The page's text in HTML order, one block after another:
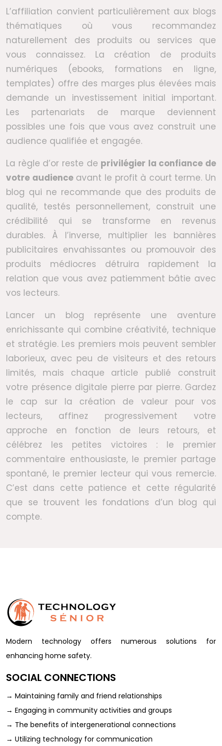
L’affiliation convient particulièrement aux blogs
thématiques où vous recommandez
naturellement des produits ou services que
vous connaissez. La création de produits
numériques (ebooks, formations en ligne,
templates) offre des marges plus élevées mais
demande un investissement initial important.
Les partenariats de marque deviennent
possibles une fois que vous avez construit une
audience qualifiée et engagée.
La règle d’or reste de privilégier la confiance de
votre audienceavant le profit à court terme. Un
blog qui ne recommande que des produits de
qualité, testés personnellement, construit une
crédibilité qui se transforme en revenus
durables. À l’inverse, multiplier les bannières
publicitaires envahissantes ou promouvoir des
produits médiocres détruira rapidement la
relation que vous avez patiemment bâtie avec
vos lecteurs.
Lancer un blog représente une aventure
enrichissante qui combine créativité, technique
et stratégie. Les premiers mois peuvent sembler
laborieux, avec peu de visiteurs et des retours
limités, mais chaque article publié construit
votre présence digitale pierre par pierre. Gardez
le cap sur la création de valeur pour vos
lecteurs, affinez progressivement votre
approche en fonction de leurs retours, et
célébrez les petites victoires : le premier
commentaire enthousiaste, le premier partage
spontané, le premier lecteur qui vous remercie.
C’est dans cette patience et cette régularité
que se trouvent les fondations d’un blog qui
compte.
Modern technology offers numerous solutions for
enhancing home safety.
SOCIAL CONNECTIONS
→ Maintaining family and friend relationships
→ Engaging in community activities and groups
→ The benefits of intergenerational connections
→ Utilizing technology for communication